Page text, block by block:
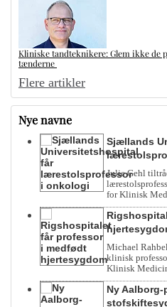
Kliniske tandteknikere: Glem ikke de
tænderne
Flere artikler
Nye navne
Sjællands
Julie Gehl
for Klinisk
Michael
klinisk
Klinisk
Ny